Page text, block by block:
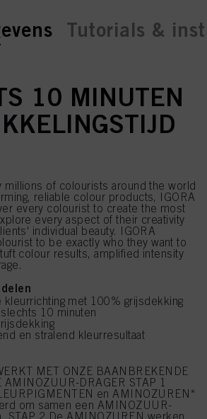
Tutorials &
10 MINUTEN
millions of colourists around the world
reliable colour products, IGORA
every colourist to create the most
every aspect of their creativity
individual beauty. IGORA
to be exactly who they want to
colour results, amplified intensity
kleurrichting met 100% grijsdekking
10 minuten
en stralend kleurresultaat
MET ONZE BAANBREKENDE
AMINOZUUR-DRAGER STAP 1
en AMINOZUREN*
om samen een AMINOZUUR-
STAP 2 De AMINOZUREN werken